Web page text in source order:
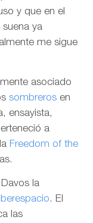
y que en el
ya
me sigue
asociado
sombreros en
ensayista,
a
Freedom of the
la
. El
las